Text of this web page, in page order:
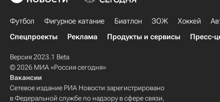
Футбол Фигурное катание Биатлон ЗОЖ Хоккей
Спецпроекты
Реклама Продукты и сервисы Пресс-
Версия 2023.1 Beta
© 2026 МИА «Россия сегодня»
Вакансии
Сетевое издание РИА Новости зарегистрировано
в Федеральной службе по надзору в сфере связи,